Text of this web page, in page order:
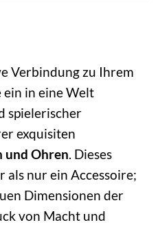
Verbindung zu Ihrem
ein in eine Welt
spielerischer
exquisiten
und Ohren . Dieses
als nur ein Accessoire;
Dimensionen der
von Macht und